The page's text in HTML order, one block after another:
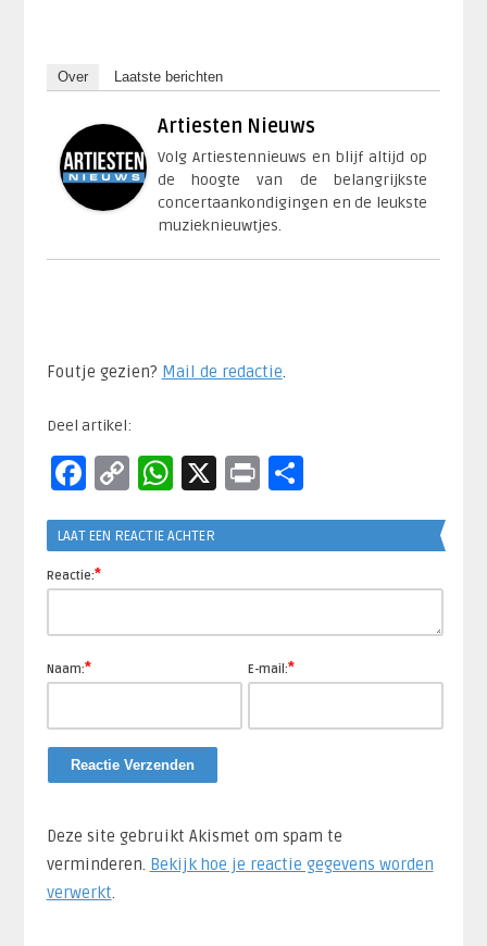
Over Laatste berichten
Artiesten Nieuws
Volg Artiestennieuws en blijf altijd op
de hoogte van de belangrijkste
concertaankondigingen en de leukste
muzieknieuwtjes.
Foutje gezien? Mail de redactie.​
Deel artikel:
Facebook
CopyWhatsApp
X PrintDelen
LAAT EEN REACTIE ACHTER
Reactie:*
Naam:* E-mail:*
Deze site gebruikt Akismet om spam te
verminderen. Bekijk hoe je reactie gegevens worden
verwerkt.